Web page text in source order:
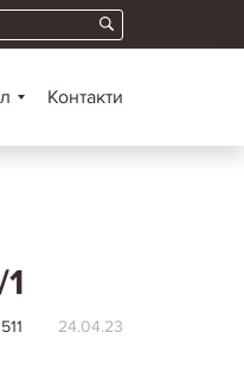
Контакти
511 24.04.23